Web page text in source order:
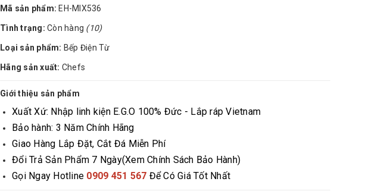
Mã sản phẩm: EH-MIX536
Tình trạng: Còn hàng (10)
Loại sản phẩm: Bếp Điện Từ
Hãng sản xuất: Chefs
Giới thiệu sản phẩm
Xuất Xứ: Nhập linh kiện E.G.O 100% Đức - Lắp ráp Vietnam
Bảo hành: 3 Năm Chính Hãng
Giao Hàng Lắp Đặt, Cắt Đá Miễn Phí
Đổi Trả Sản Phẩm 7 Ngày(Xem Chính Sách Bảo Hành)
Gọi Ngay Hotline 0909 451 567 Để Có Giá Tốt Nhất